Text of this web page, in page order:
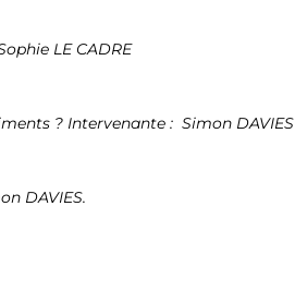
LE CADRE
? Intervenante : Simon DAVIES
DAVIES.